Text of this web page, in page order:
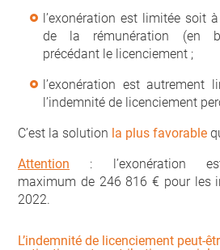
l’exonération est limitée soit
de la rémunération (en
précédant le licenciement ;
l’exonération est
l’indemnité de licenciement
C’est la solution la plus favorable
Attention : l’exonération
maximum de 246 816 € pour les
2022.
L’indemnité de licenciement peut-